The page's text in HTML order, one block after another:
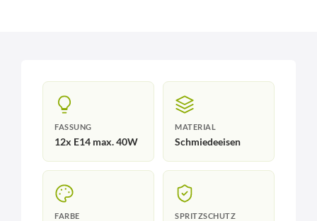
FASSUNG
12x E14 max. 40W
MATERIAL
Schmiedeeisen
FARBE SPRITZSCHUTZ